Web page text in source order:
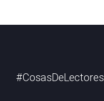
#CosasDeLectores